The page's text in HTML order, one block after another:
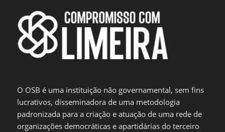
O OSB é uma instituição não governamental, sem fins
lucrativos, disseminadora de uma metodologia
padronizada para a criação e atuação de uma rede de
organizações democráticas e apartidárias do terceiro